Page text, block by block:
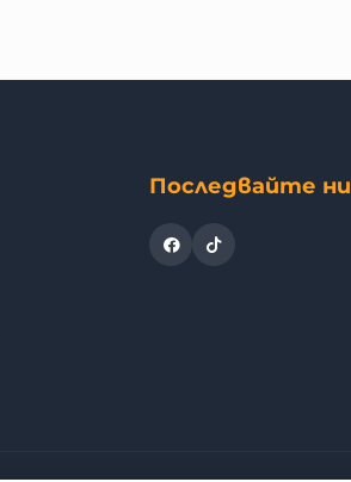
Последвайте ни